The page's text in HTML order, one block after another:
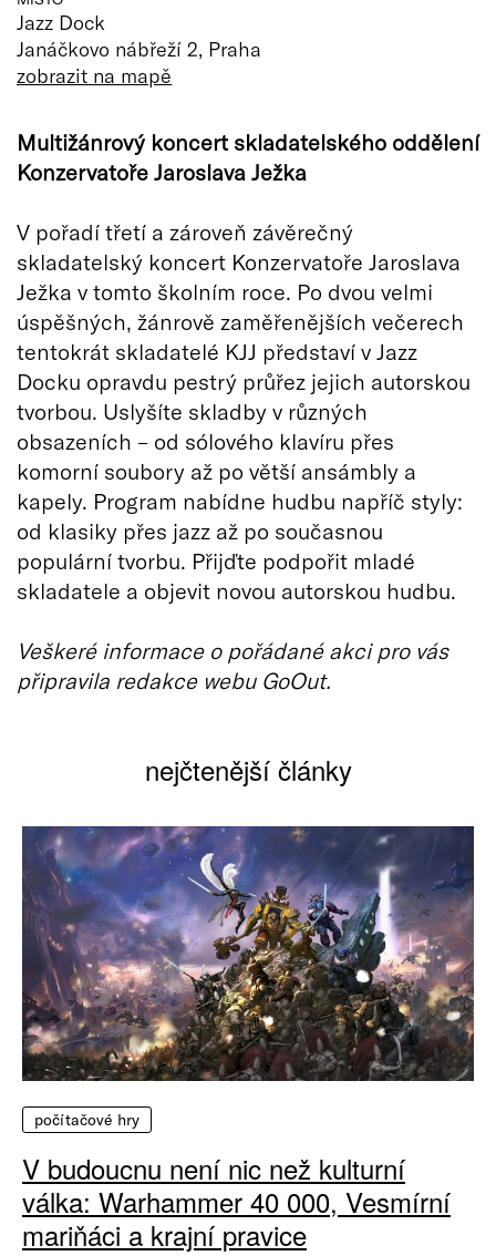
Jazz Dock
Janáčkovo nábřeží 2, Praha
zobrazit na mapě
Multižánrový koncert skladatelského oddělení
Konzervatoře Jaroslava Ježka
V pořadí třetí a zároveň závěrečný
skladatelský koncert Konzervatoře Jaroslava
Ježka v tomto školním roce. Po dvou velmi
úspěšných, žánrově zaměřenějších večerech
tentokrát skladatelé KJJ představí v Jazz
Docku opravdu pestrý průřez jejich autorskou
tvorbou. Uslyšíte skladby v různých
obsazeních – od sólového klavíru přes
komorní soubory až po větší ansámbly a
kapely. Program nabídne hudbu napříč styly:
od klasiky přes jazz až po současnou
populární tvorbu. Přijďte podpořit mladé
skladatele a objevit novou autorskou hudbu.
Veškeré informace o pořádané akci pro vás
připravila redakce webu GoOut.
nejčtenější články
počítačové hry
V budoucnu není nic než kulturní
válka: Warhammer 40 000, Vesmírní
mariňáci a krajní pravice